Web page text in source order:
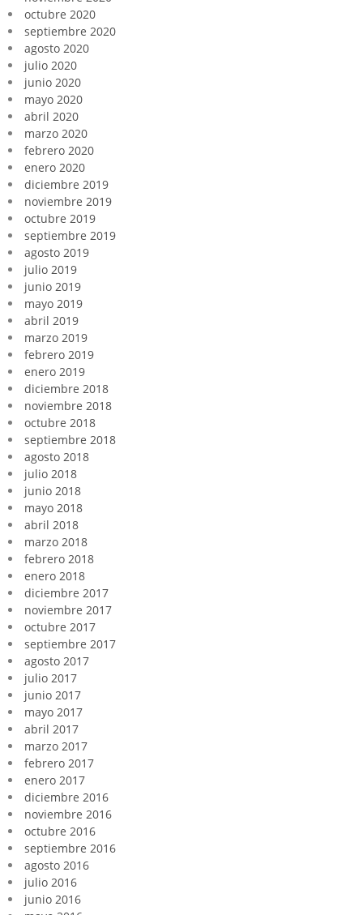
octubre 2020
septiembre 2020
agosto 2020
julio 2020
junio 2020
mayo 2020
abril 2020
marzo 2020
febrero 2020
enero 2020
diciembre 2019
noviembre 2019
octubre 2019
septiembre 2019
agosto 2019
julio 2019
junio 2019
mayo 2019
abril 2019
marzo 2019
febrero 2019
enero 2019
diciembre 2018
noviembre 2018
octubre 2018
septiembre 2018
agosto 2018
julio 2018
junio 2018
mayo 2018
abril 2018
marzo 2018
febrero 2018
enero 2018
diciembre 2017
noviembre 2017
octubre 2017
septiembre 2017
agosto 2017
julio 2017
junio 2017
mayo 2017
abril 2017
marzo 2017
febrero 2017
enero 2017
diciembre 2016
noviembre 2016
octubre 2016
septiembre 2016
agosto 2016
julio 2016
junio 2016